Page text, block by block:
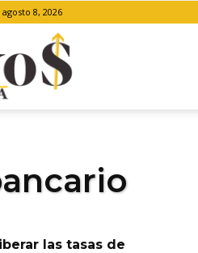
8, 2026
las tasas de